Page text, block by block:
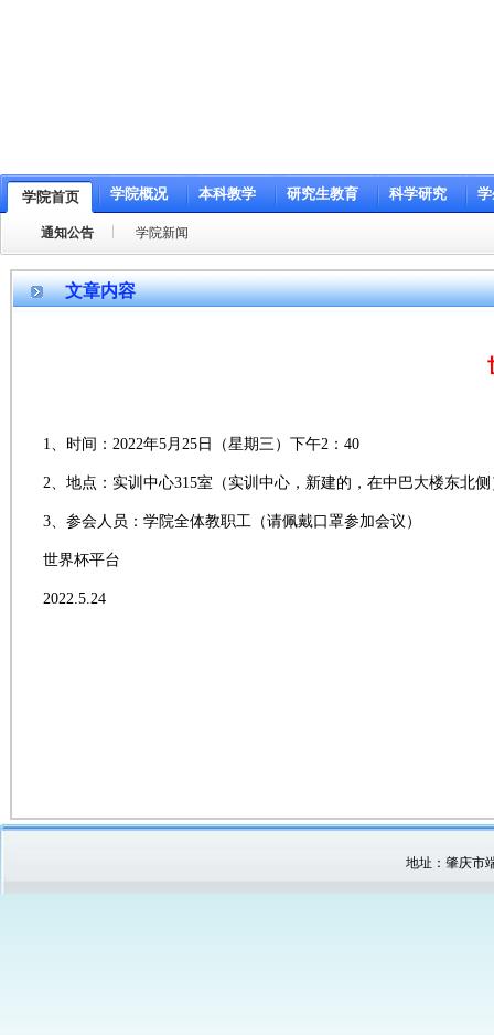
学院首页 学院概况 本科教学 研究生教育 科学研究
通知公告 学院新闻
文章内容
1、时间：2022年5月25日（星期三）下午2：40
2、地点：实训中心315室（实训中心，新建的，在中巴大楼东北侧
3、参会人员：学院全体教职工（请佩戴口罩参加会议）
世界杯平台
2022.5.24
地址：肇庆市